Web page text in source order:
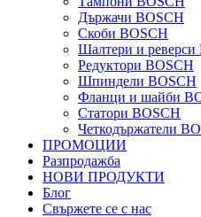
Държачи BOSCH
Скоби BOSCH
Шалтери и реверси
Редуктори BOSCH
Шпиндели BOSCH
Фланци и шайби
Статори BOSCH
Четкодържатели
ПРОМОЦИИ
Разпродажба
НОВИ ПРОДУКТИ
Блог
Свържете се с нас